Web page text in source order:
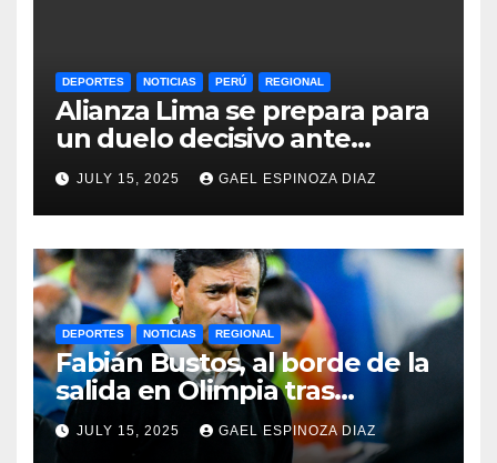
DEPORTES NOTICIAS PERÚ REGIONAL
Alianza Lima se prepara para
un duelo decisivo ante
Gremio por la Sudamericana
2025
JULY 15, 2025 GAEL ESPINOZA DIAZ
DEPORTES NOTICIAS REGIONAL
Fabián Bustos, al borde de la
salida en Olimpia tras
dolorosa derrota en
Paraguay
JULY 15, 2025 GAEL ESPINOZA DIAZ